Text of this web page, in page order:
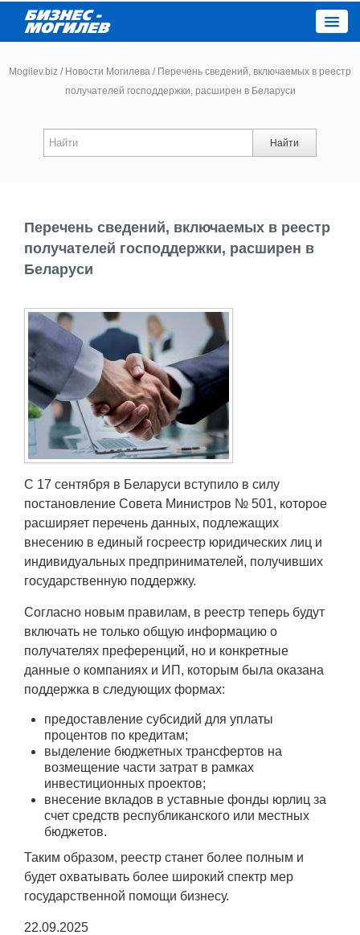
Новости
Работа
Объявления
Транспорт
Погода
Курсы валют
Mogilev.biz / Новости Могилева /Перечень сведений, включаемых в реестр
получателей господдержки, расширен в Беларуси
Найти
Перечень сведений, включаемых в реестр
получателей господдержки, расширен в
Беларуси
С 17 сентября в Беларуси вступило в силу
постановление Совета Министров № 501, которое
расширяет перечень данных, подлежащих
внесению в единый госреестр юридических лиц и
индивидуальных предпринимателей, получивших
государственную поддержку.
Согласно новым правилам, в реестр теперь будут
включать не только общую информацию о
получателях преференций, но и конкретные
данные о компаниях и ИП, которым была оказана
поддержка в следующих формах:
предоставление субсидий для уплаты
процентов по кредитам;
выделение бюджетных трансфертов на
возмещение части затрат в рамках
инвестиционных проектов;
внесение вкладов в уставные фонды юрлиц за
счет средств республиканского или местных
бюджетов.
Таким образом, реестр станет более полным и
будет охватывать более широкий спектр мер
государственной помощи бизнесу.
22.09.2025